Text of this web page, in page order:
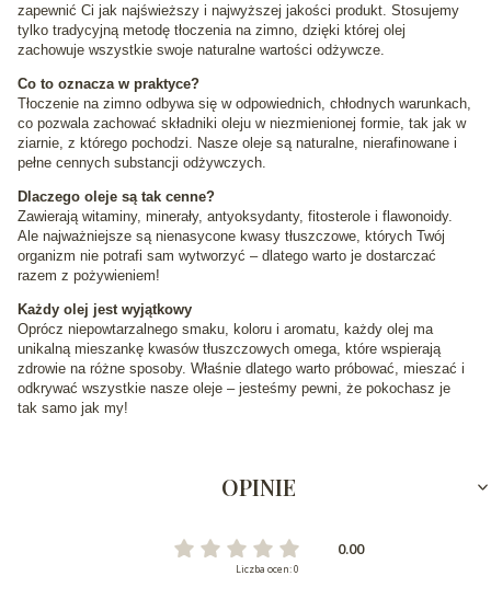
zapewnić Ci jak najświeższy i najwyższej jakości produkt. Stosujemy
tylko tradycyjną metodę tłoczenia na zimno, dzięki której olej
zachowuje wszystkie swoje naturalne wartości odżywcze.
Co to oznacza w praktyce?
Tłoczenie na zimno odbywa się w odpowiednich, chłodnych warunkach,
co pozwala zachować składniki oleju w niezmienionej formie, tak jak w
ziarnie, z którego pochodzi. Nasze oleje są naturalne, nierafinowane i
pełne cennych substancji odżywczych.
Dlaczego oleje są tak cenne?
Zawierają witaminy, minerały, antyoksydanty, fitosterole i flawonoidy.
Ale najważniejsze są nienasycone kwasy tłuszczowe, których Twój
organizm nie potrafi sam wytworzyć – dlatego warto je dostarczać
razem z pożywieniem!
Każdy olej jest wyjątkowy
Oprócz niepowtarzalnego smaku, koloru i aromatu, każdy olej ma
unikalną mieszankę kwasów tłuszczowych omega, które wspierają
zdrowie na różne sposoby. Właśnie dlatego warto próbować, mieszać i
odkrywać wszystkie nasze oleje – jesteśmy pewni, że pokochasz je
tak samo jak my!
OPINIE
0.00
Liczba ocen: 0